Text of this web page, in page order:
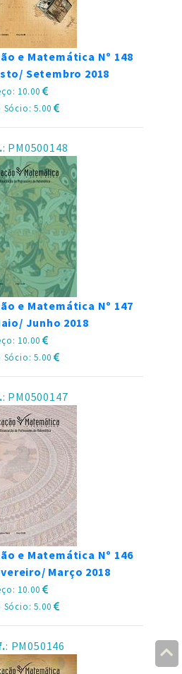
e Matemática Nº 148
Setembro 2018
10.00
Sócio: 5.00
: PM0500148
e Matemática Nº 147
Junho 2018
10.00
Sócio: 5.00
: PM0500147
e Matemática Nº 146
Março 2018
10.00
Sócio: 5.00
: PM050146